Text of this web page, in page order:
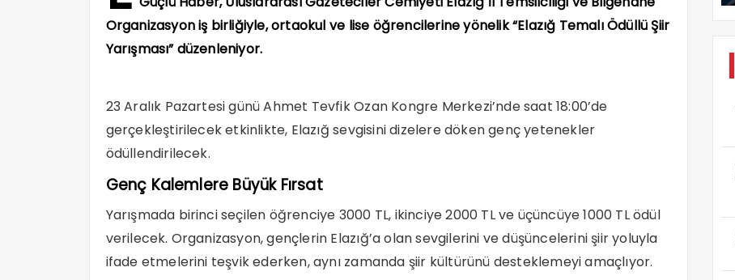
Organizasyon iş birliğiyle, ortaokul ve lise öğrencilerine yönelik “Elazığ Temalı Ödüllü Şiir
Yarışması” düzenleniyor.
23 Aralık Pazartesi günü Ahmet Tevfik Ozan Kongre Merkezi’nde saat 18:00’de
gerçekleştirilecek etkinlikte, Elazığ sevgisini dizelere döken genç yetenekler
ödüllendirilecek.
Genç Kalemlere Büyük Fırsat
Yarışmada birinci seçilen öğrenciye 3000 TL, ikinciye 2000 TL ve üçüncüye 1000 TL ödül
verilecek. Organizasyon, gençlerin Elazığ’a olan sevgilerini ve düşüncelerini şiir yoluyla
ifade etmelerini teşvik ederken, aynı zamanda şiir kültürünü desteklemeyi amaçlıyor.